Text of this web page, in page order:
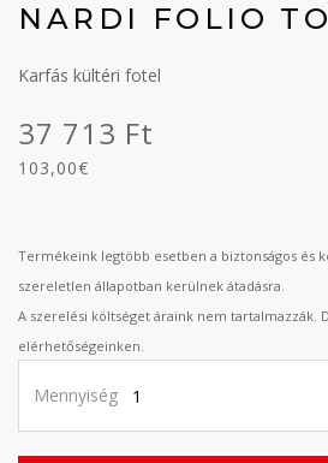
NARDI FOLIO
Karfás kültéri fotel
37 713 Ft
103,00€
Termékeink legtöbb esetben a biztonságos és
szereletlen állapotban kerülnek átadásra.
A szerelési költséget áraink nem tartalmazzák.
elérhetőségeinken.
Mennyiség